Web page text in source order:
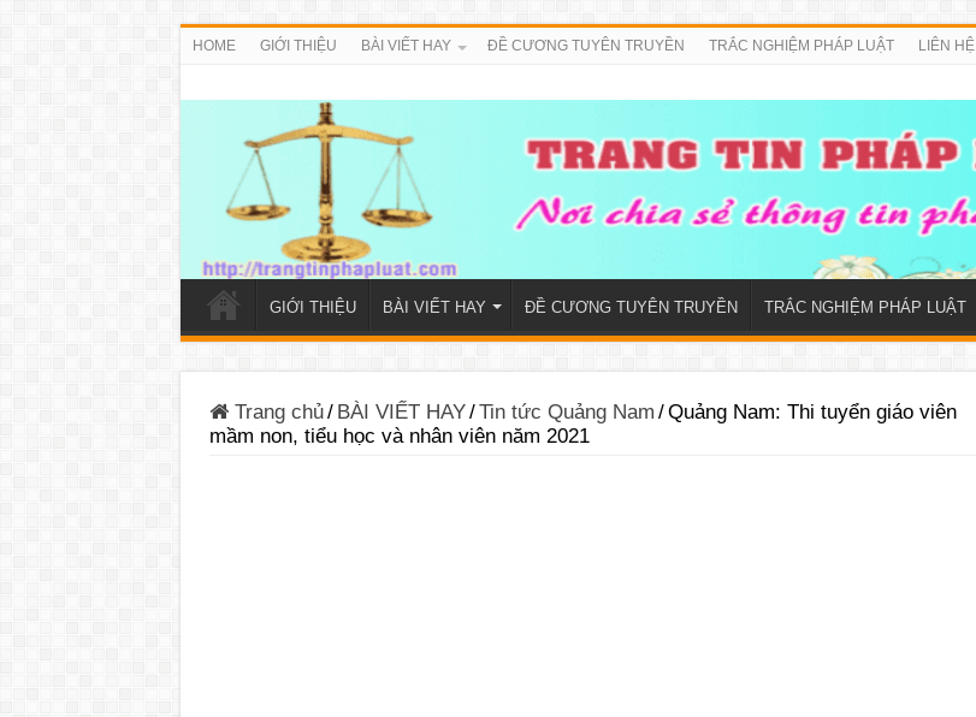
HOME GIỚI THIỆU BÀI VIẾT HAY ĐỀ CƯƠNG TUYÊN TRUYỀN TRẮC NGHIỆM PHÁP LUẬT LIÊN HỆ
GIỚI THIỆU BÀI VIẾT HAY ĐỀ CƯƠNG TUYÊN TRUYỀN TRẮC NGHIỆM PHÁP LUẬT
Trang chủ/ BÀI VIẾT HAY/Tin tức Quảng Nam /Quảng Nam: Thi tuyển giáo viên
mầm non, tiểu học và nhân viên năm 2021